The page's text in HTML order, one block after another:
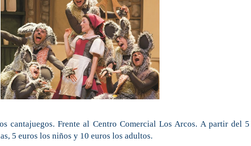
cantajuegos. Frente al Centro Comercial Los Arcos. A partir del
5 euros los niños y 10 euros los adultos.